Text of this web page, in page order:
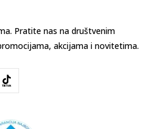
Pratite nas na društvenim
akcijama i novitetima.